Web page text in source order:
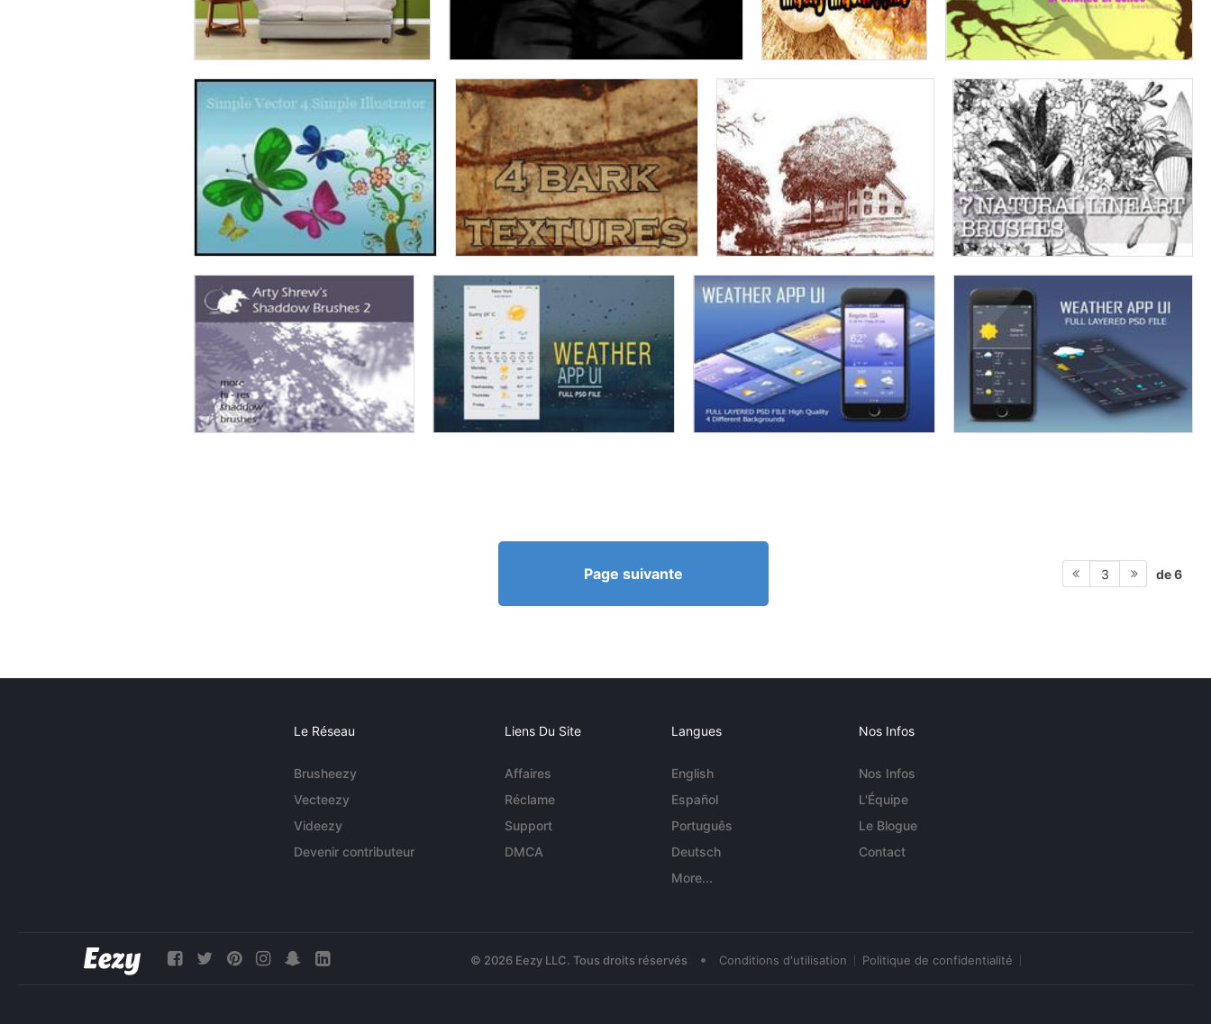
Page suivante 3 de 6
Le Réseau
Brusheezy
Vecteezy
Videezy
Devenir contributeur
Liens Du Site
Affaires
Réclame
Support
DMCA
Langues
English
Español
Português
Deutsch
More...
Nos Infos
Nos Infos
L'Équipe
Le Blogue
Contact
© 2026 Eezy LLC. Tous droits réservés • Conditions d'utilisation Politique de confidentialité